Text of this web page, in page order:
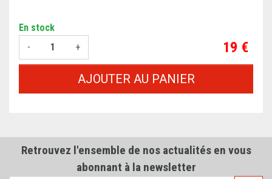
En stock
-
+ Prix
19 €
AJOUTER AU PANIER
Retrouvez l'ensemble de nos actualités en vous
abonnant à la newsletter